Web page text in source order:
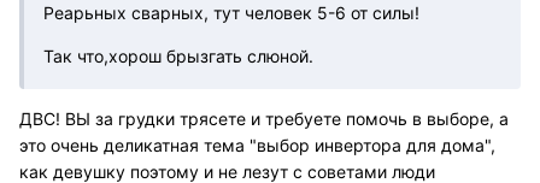
Реарьных сварных, тут человек 5-6 от силы!
Так что,хорош брызгать слюной.
ДВС! ВЫ за грудки трясете и требуете помочь в выборе, а
это очень деликатная тема "выбор инвертора для дома",
как девушку поэтому и не лезут с советами люди